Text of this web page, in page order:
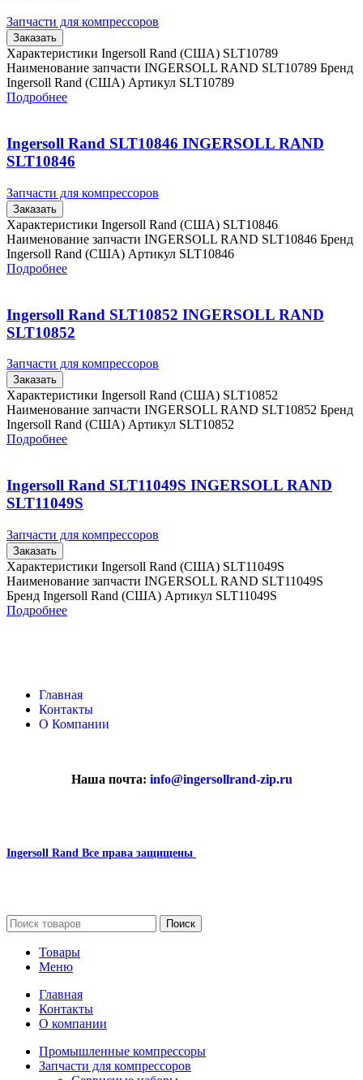
Запчасти для компрессоров
Заказать
Характеристики Ingersoll Rand (США) SLT10789
Наименование запчасти INGERSOLL RAND SLT10789 Бренд
Ingersoll Rand (США) Артикул SLT10789
Подробнее
Ingersoll Rand SLT10846 INGERSOLL RAND
SLT10846
Запчасти для компрессоров
Заказать
Характеристики Ingersoll Rand (США) SLT10846
Наименование запчасти INGERSOLL RAND SLT10846 Бренд
Ingersoll Rand (США) Артикул SLT10846
Подробнее
Ingersoll Rand SLT10852 INGERSOLL RAND
SLT10852
Запчасти для компрессоров
Заказать
Характеристики Ingersoll Rand (США) SLT10852
Наименование запчасти INGERSOLL RAND SLT10852 Бренд
Ingersoll Rand (США) Артикул SLT10852
Подробнее
Ingersoll Rand SLT11049S INGERSOLL RAND
SLT11049S
Запчасти для компрессоров
Заказать
Характеристики Ingersoll Rand (США) SLT11049S
Наименование запчасти INGERSOLL RAND SLT11049S
Бренд Ingersoll Rand (США) Артикул SLT11049S
Подробнее
Главная
Контакты
О Компании
Наша почта: info@ingersollrand-zip.ru
Ingersoll Rand Все права защищены
Поиск
Товары
Меню
Главная
Контакты
О компании
Промышленные компрессоры
Запчасти для компрессоров